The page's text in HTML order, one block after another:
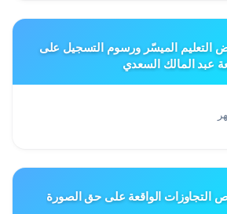
الميسّر ورسوم التسجيل على
عبد المالك السعدي
الواقعة على حق الصورة